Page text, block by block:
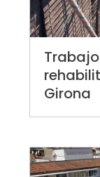
Girona